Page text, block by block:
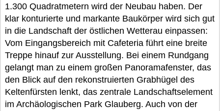
1.300 Quadratmetern wird der Neubau haben. Der
klar konturierte und markante Baukörper wird sich gut
in die Landschaft der östlichen Wetterau einpassen:
Vom Eingangsbereich mit Cafeteria führt eine breite
Treppe hinauf zur Ausstellung. Bei einem Rundgang
gelangt man zu einem großen Panoramafenster, das
den Blick auf den rekonstruierten Grabhügel des
Keltenfürsten lenkt, das zentrale Landschaftselement
im Archäologischen Park Glauberg. Auch von der